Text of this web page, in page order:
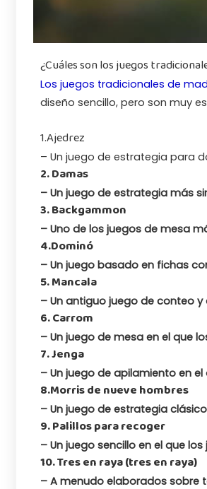
¿Cuáles son los juegos
Los juegos tradicionales de
diseño sencillo, pero son muy
1.Ajedrez
– Un juego de estrategia para
2. Damas
– Un juego de estrategia más
3. Backgammon
– Uno de los juegos de mesa
4.Dominó
– Un juego basado en fichas
5. Mancala
– Un antiguo juego de conteo
6. Carrom
– Un juego de mesa en el que
7. Jenga
– Un juego de apilamiento en
8.Morris de nueve hombres
– Un juego de estrategia
9. Palillos para recoger
– Un juego sencillo en el que
10. Tres en raya (tres en raya)
– A menudo elaborados sobre